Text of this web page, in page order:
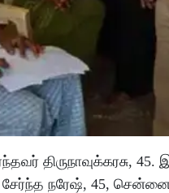
திருநாவுக்கரசு, 45.
சேர்ந்த நரேஷ், 45,